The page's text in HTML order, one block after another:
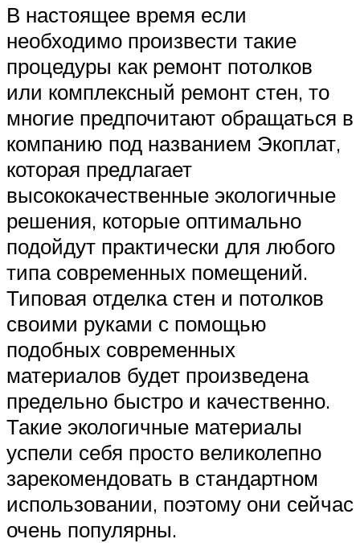
В настоящее время если
необходимо произвести такие
процедуры как ремонт потолков
или комплексный ремонт стен, то
многие предпочитают обращаться в
компанию под названием Экоплат,
которая предлагает
высококачественные экологичные
решения, которые оптимально
подойдут практически для любого
типа современных помещений.
Типовая отделка стен и потолков
своими руками с помощью
подобных современных
материалов будет произведена
предельно быстро и качественно.
Такие экологичные материалы
успели себя просто великолепно
зарекомендовать в стандартном
использовании, поэтому они сейчас
очень популярны.